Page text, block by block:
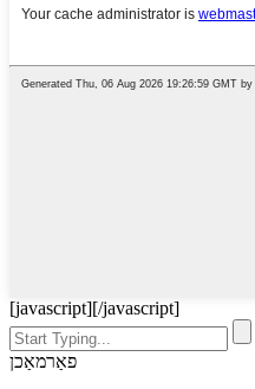
[javascript][/javascript]
פאַרמאַכן